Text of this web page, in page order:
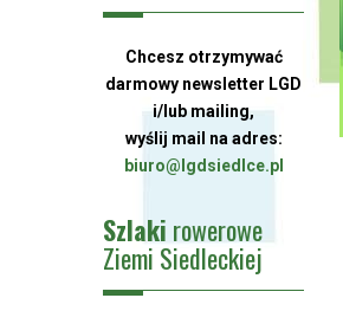
Chcesz otrzymywać
darmowy newsletter LGD
i/lub mailing,
wyślij mail na adres:
biuro@lgdsiedlce.pl
Szlaki rowerowe
Ziemi Siedleckiej